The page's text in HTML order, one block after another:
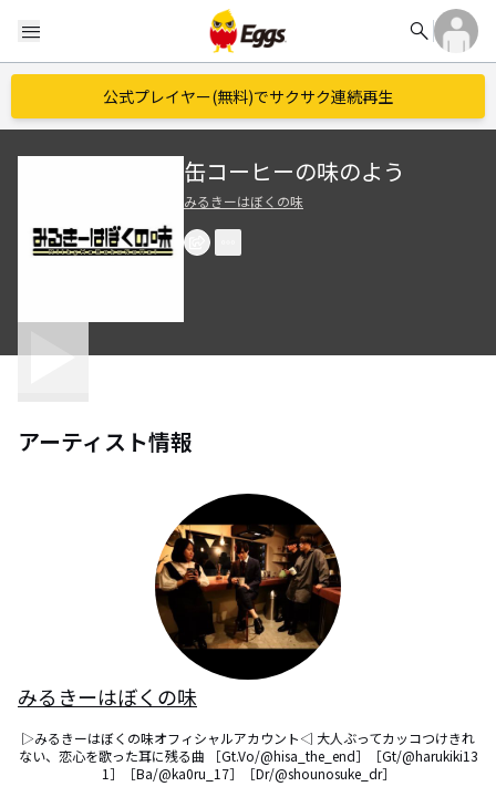
menu search
公式プレイヤー(無料)でサクサク連続再生
缶コーヒーの味のよう
みるきーはぼくの味
アーティスト情報
みるきーはぼくの味
▷みるきーはぼくの味オフィシャルアカウント◁ 大人ぶってカッコつけきれ
ない、恋心を歌った耳に残る曲 ［Gt.Vo/@hisa_the_end］［Gt/@harukiki13
1］［Ba/@ka0ru_17］［Dr/@shounosuke_dr］